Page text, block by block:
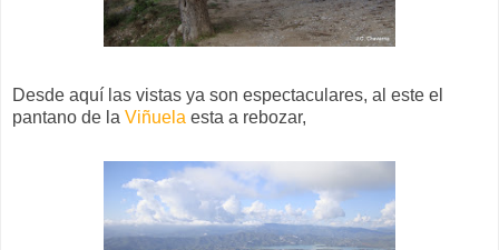
Desde aquí las vistas ya son espectaculares, al este el
pantano de la Viñuela esta a rebozar,